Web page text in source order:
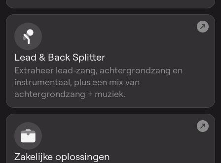
Zakelijke oplossingen
Lead & Back Splitter
Extraheer lead-zang, achtergrondzang en
instrumentaal, plus een mix van
achtergrondzang + muziek.